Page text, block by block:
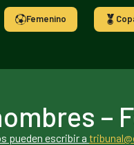
Femenino
–
pueden escribir a